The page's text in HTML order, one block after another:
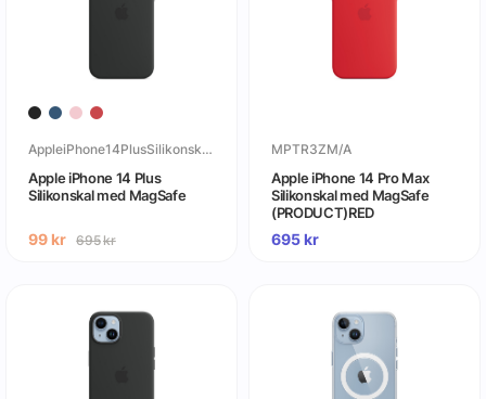
AppleiPhone14PlusSilikonskalmedMagSafe
Apple iPhone 14 Plus
Silikonskal med MagSafe
99 kr 695kr
MPTR3ZM/A
Apple iPhone 14 Pro Max
Silikonskal med MagSafe
(PRODUCT)RED
695kr